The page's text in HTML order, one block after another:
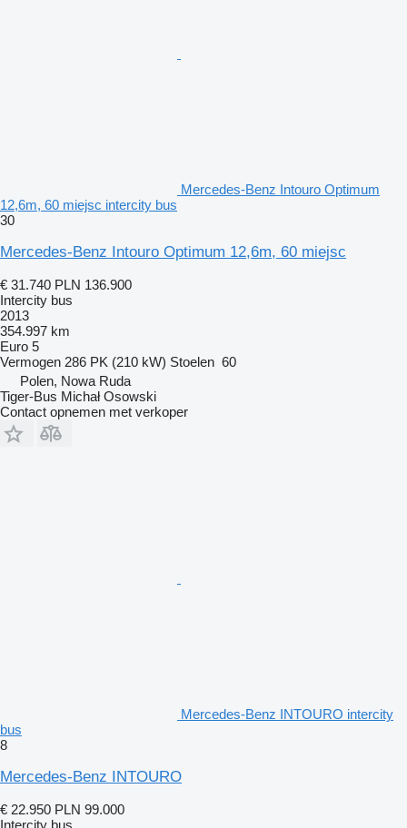
Mercedes-Benz Intouro Optimum
12,6m, 60 miejsc intercity bus
30
Mercedes-Benz Intouro Optimum 12,6m, 60 miejsc
€ 31.740 PLN 136.900
Intercity bus
2013
354.997 km
Euro 5
Vermogen 286 PK (210 kW) Stoelen 60
Polen, Nowa Ruda
Tiger-Bus Michał Osowski
Contact opnemen met verkoper
Mercedes-Benz INTOURO intercity
bus
8
Mercedes-Benz INTOURO
€ 22.950 PLN 99.000
Intercity bus